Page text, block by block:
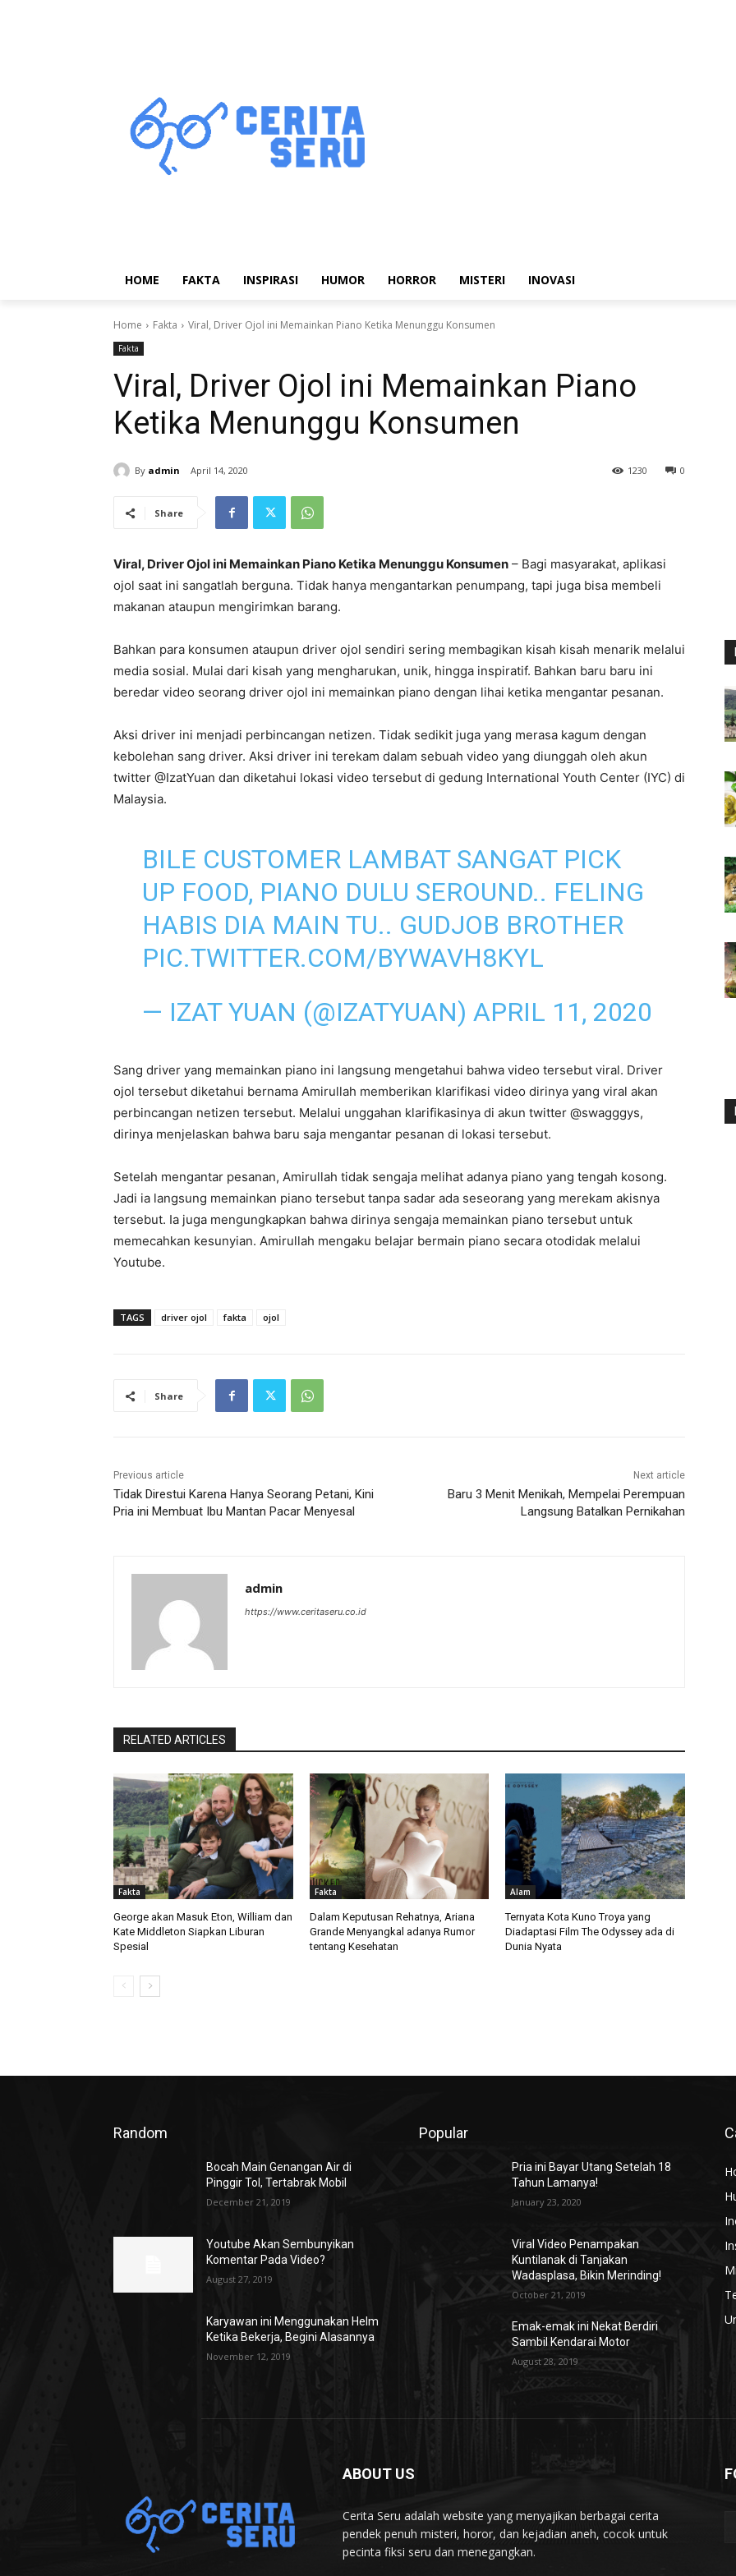
HOME FAKTA INSPIRASI HUMOR HORROR MISTERI INOVASI
Home Fakta Viral, Driver Ojol ini Memainkan Piano Ketika Menunggu Konsumen
Fakta
Viral, Driver Ojol ini Memainkan Piano
Ketika Menunggu Konsumen
By admin April 14, 2020 0
1230
Share
Viral, Driver Ojol ini Memainkan Piano Ketika Menunggu Konsumen – Bagi masyarakat, aplikasi
ojol saat ini sangatlah berguna. Tidak hanya mengantarkan penumpang, tapi juga bisa membeli
makanan ataupun mengirimkan barang.
Bahkan para konsumen ataupun driver ojol sendiri sering membagikan kisah kisah menarik melalui
media sosial. Mulai dari kisah yang mengharukan, unik, hingga inspiratif. Bahkan baru baru ini
beredar video seorang driver ojol ini memainkan piano dengan lihai ketika mengantar pesanan.
Aksi driver ini menjadi perbincangan netizen. Tidak sedikit juga yang merasa kagum dengan
kebolehan sang driver. Aksi driver ini terekam dalam sebuah video yang diunggah oleh akun
twitter @IzatYuan dan diketahui lokasi video tersebut di gedung International Youth Center (IYC) di
Malaysia.
BILE CUSTOMER LAMBAT SANGAT PICK
UP FOOD, PIANO DULU SEROUND.. FELING
HABIS DIA MAIN TU.. GUDJOB BROTHER
PIC.TWITTER.COM/BYWAVH8KYL
— IZAT YUAN (@IZATYUAN) APRIL 11, 2020
Sang driver yang memainkan piano ini langsung mengetahui bahwa video tersebut viral. Driver
ojol tersebut diketahui bernama Amirullah memberikan klarifikasi video dirinya yang viral akan
perbincangan netizen tersebut. Melalui unggahan klarifikasinya di akun twitter @swagggys,
dirinya menjelaskan bahwa baru saja mengantar pesanan di lokasi tersebut.
Setelah mengantar pesanan, Amirullah tidak sengaja melihat adanya piano yang tengah kosong.
Jadi ia langsung memainkan piano tersebut tanpa sadar ada seseorang yang merekam akisnya
tersebut. Ia juga mengungkapkan bahwa dirinya sengaja memainkan piano tersebut untuk
memecahkan kesunyian. Amirullah mengaku belajar bermain piano secara otodidak melalui
Youtube.
TAGS driver ojol fakta ojol
Share
Previous article
Tidak Direstui Karena Hanya Seorang Petani, Kini
Pria ini Membuat Ibu Mantan Pacar Menyesal
Next article
Baru 3 Menit Menikah, Mempelai Perempuan
Langsung Batalkan Pernikahan
admin
https://www.ceritaseru.co.id
RELATED ARTICLES
Fakta
George akan Masuk Eton, William dan
Kate Middleton Siapkan Liburan
Spesial
Fakta
Dalam Keputusan Rehatnya, Ariana
Grande Menyangkal adanya Rumor
tentang Kesehatan
Alam
Ternyata Kota Kuno Troya yang
Diadaptasi Film The Odyssey ada di
Dunia Nyata
Random
Bocah Main Genangan Air di
Pinggir Tol, Tertabrak Mobil
December 21, 2019
Youtube Akan Sembunyikan
Komentar Pada Video?
August 27, 2019
Karyawan ini Menggunakan Helm
Ketika Bekerja, Begini Alasannya
November 12, 2019
Popular
Pria ini Bayar Utang Setelah 18
Tahun Lamanya!
January 23, 2020
Viral Video Penampakan
Kuntilanak di Tanjakan
Wadasplasa, Bikin Merinding!
October 21, 2019
Emak-emak ini Nekat Berdiri
Sambil Kendarai Motor
August 28, 2019
ABOUT US
Cerita Seru adalah website yang menyajikan berbagai cerita
pendek penuh misteri, horor, dan kejadian aneh, cocok untuk
pecinta fiksi seru dan menegangkan.